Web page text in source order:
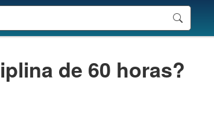
de 60 horas?